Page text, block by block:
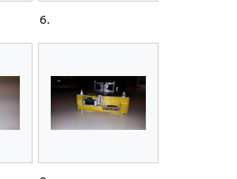
6.